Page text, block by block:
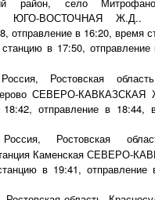
ЮГО-ВОСТОЧНАЯ Ж.Д..
отправление в 16:20, время
в 17:50,
Ростовская
СЕВЕРО-КАВКАЗСКАЯ
отправление в 18:44,
Ростовская
Каменская СЕВЕРО-
в 19:41, отправление